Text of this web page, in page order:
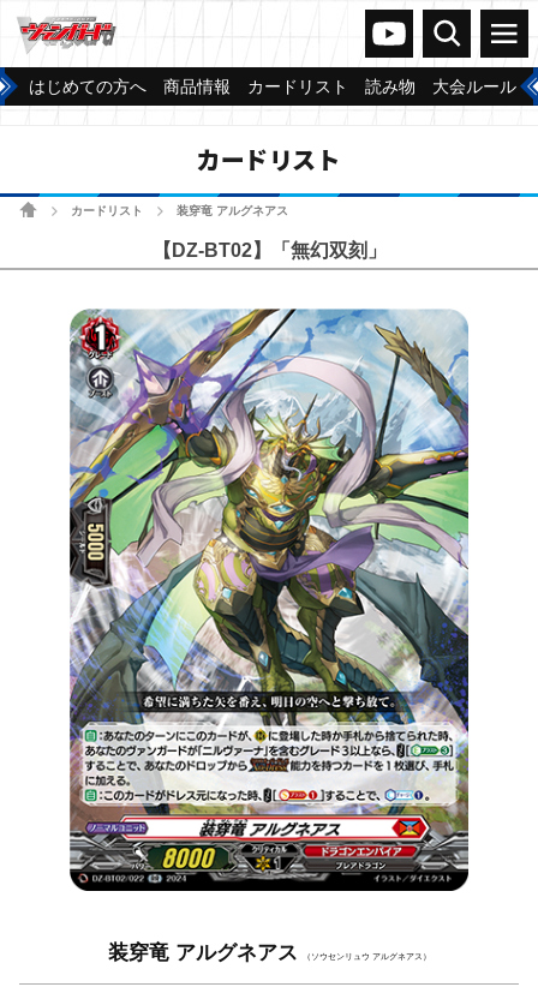
ヴァンガードch
検索 メニュー
はじめての方へ 商品情報 カードリスト 読み物 大会ルール
カードリスト
ホームカードリスト 装穿竜 アルグネアス
【DZ-BT02】「無幻双刻」
装穿竜 アルグネアス （ソウセンリュウ アルグネアス）